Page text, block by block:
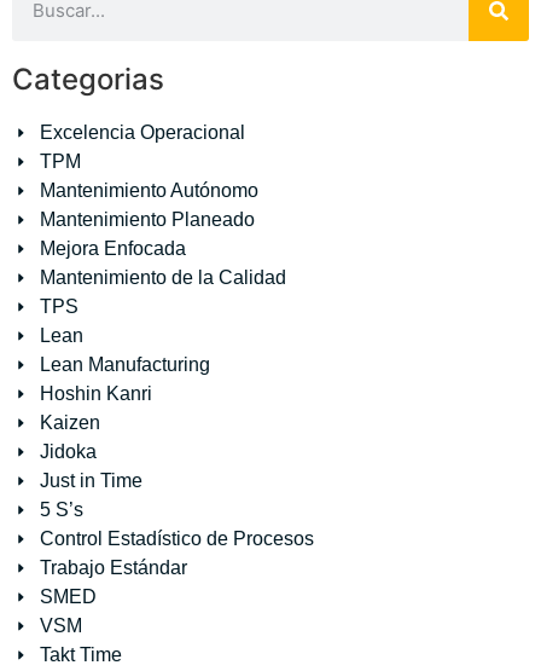
Categorias
Excelencia Operacional
TPM
Mantenimiento Autónomo
Mantenimiento Planeado
Mejora Enfocada
Mantenimiento de la Calidad
TPS
Lean
Lean Manufacturing
Hoshin Kanri
Kaizen
Jidoka
Just in Time
5 S’s
Control Estadístico de Procesos
Trabajo Estándar
SMED
VSM
Takt Time